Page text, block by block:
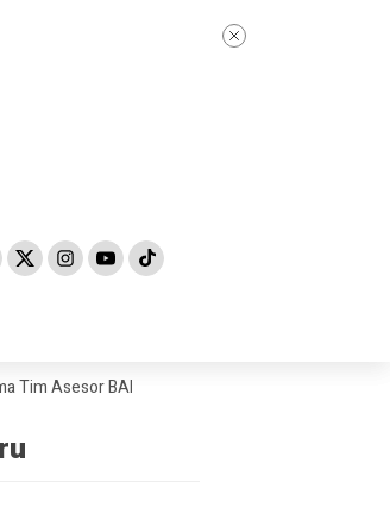
BAN-PDM Tahun 2026